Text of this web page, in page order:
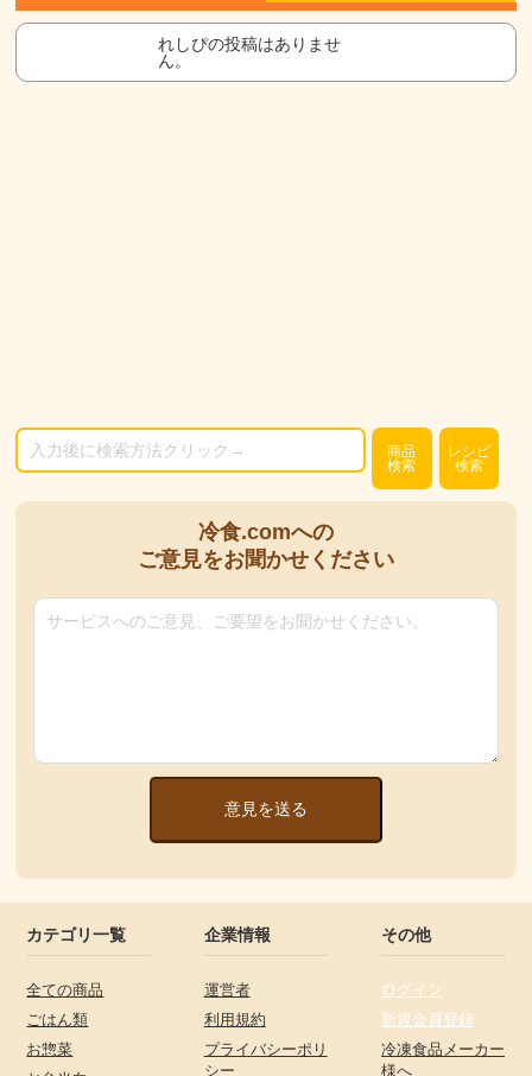
れしぴの投稿はありませ
ん。
商品
検索
レシピ
検索
冷食.comへの
ご意見をお聞かせください
意見を送る
カテゴリ一覧
全ての商品
ごはん類
お惣菜
企業情報
運営者
利用規約
プライバシーポリ
シー
その他
ログイン
新規会員登録
冷凍食品メーカー
様へ